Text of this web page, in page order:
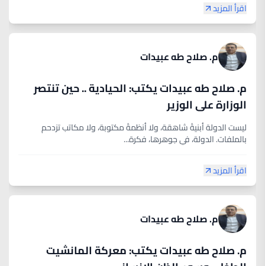
اقرأ المزيد
م. صلاح طه عبيدات
م. صلاح طه عبيدات يكتب: الحيادية .. حين تنتصر
الوزارة على الوزير
ليست الدولة أبنيةً شاهقة، ولا أنظمةً مكتوبة، ولا مكاتب تزدحم
بالملفات. الدولة، في جوهرها، فكرة...
اقرأ المزيد
م. صلاح طه عبيدات
م. صلاح طه عبيدات يكتب: معركة المانشيت